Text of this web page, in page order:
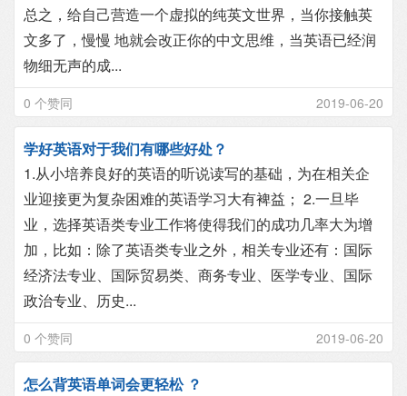
总之，给自己营造一个虚拟的纯英文世界，当你接触英
文多了，慢慢 地就会改正你的中文思维，当英语已经润
物细无声的成...
0 个赞同 2019-06-20
学好英语对于我们有哪些好处？
1.从小培养良好的英语的听说读写的基础，为在相关企
业迎接更为复杂困难的英语学习大有裨益； 2.一旦毕
业，选择英语类专业工作将使得我们的成功几率大为增
加，比如：除了英语类专业之外，相关专业还有：国际
经济法专业、国际贸易类、商务专业、医学专业、国际
政治专业、历史...
0 个赞同 2019-06-20
怎么背英语单词会更轻松 ？